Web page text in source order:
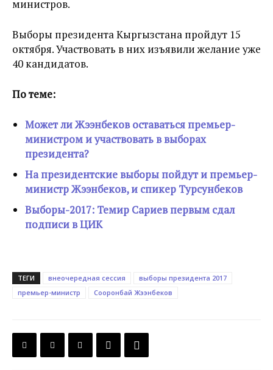
министров.
Выборы президента Кыргызстана пройдут 15
октября. Участвовать в них изъявили желание уже
40 кандидатов.
По теме:
Может ли Жээнбеков оставаться премьер-
министром и участвовать в выборах
президента?
На президентские выборы пойдут и премьер-
министр Жээнбеков, и спикер Турсунбеков
Выборы-2017: Темир Сариев первым сдал
подписи в ЦИК
ТЕГИ внеочередная сессия
выборы президента 2017
премьер-министр
Сооронбай Жээнбеков